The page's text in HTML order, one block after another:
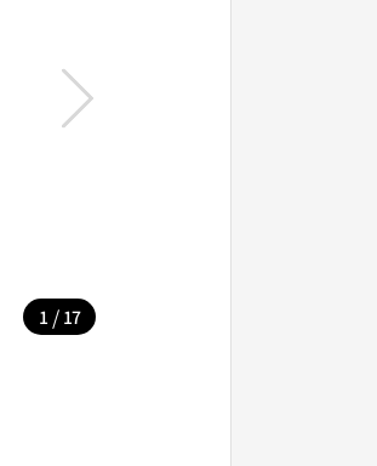
1 / 17